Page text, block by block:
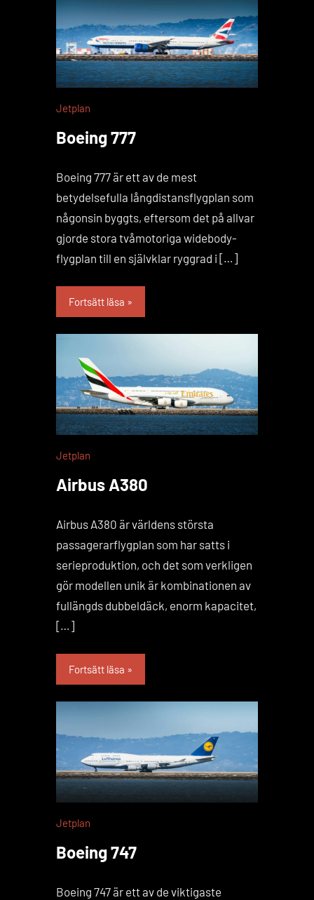
Jetplan
Boeing 777
Boeing 777 är ett av de mest
betydelsefulla långdistansflygplan som
någonsin byggts, eftersom det på allvar
gjorde stora tvåmotoriga widebody-
flygplan till en självklar ryggrad i […]
Fortsätt läsa
Jetplan
Airbus A380
Airbus A380 är världens största
passagerarflygplan som har satts i
serieproduktion, och det som verkligen
gör modellen unik är kombinationen av
fullängds dubbeldäck, enorm kapacitet,
[…]
Fortsätt läsa
Jetplan
Boeing 747
Boeing 747 är ett av de viktigaste